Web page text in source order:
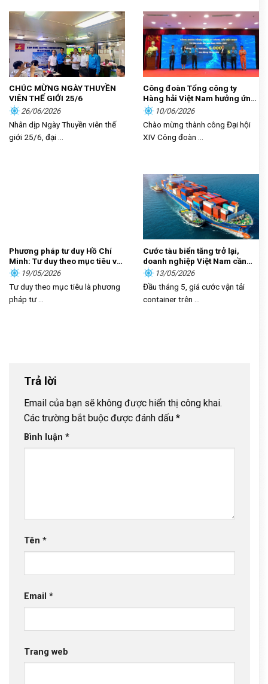
CHÚC MỪNG NGÀY THUYỀN
VIÊN THẾ GIỚI 25/6
26/06/2026
Nhân dịp Ngày Thuyền viên thế
giới 25/6, đại ...
Công đoàn Tổng công ty
Hàng hải Việt Nam hưởng ứng
phong trào thi đua “Lao động
giỏi, năng suất cao, thu nhập
tốt”
10/06/2026
Chào mừng thành công Đại hội
XIV Công đoàn ...
Phương pháp tư duy Hồ Chí
Minh: Tư duy theo mục tiêu và
sự vận dụng trong kỷ nguyên
mới
19/05/2026
Tư duy theo mục tiêu là phương
pháp tư ...
Cước tàu biển tăng trở lại,
doanh nghiệp Việt Nam cần
làm gì?13/05/2026
Đầu tháng 5, giá cước vận tải
container trên ...
Trả lời
Email của bạn sẽ không được hiển thị công khai.
Các trường bắt buộc được đánh dấu *
Bình luận *
Tên *
Email *
Trang web